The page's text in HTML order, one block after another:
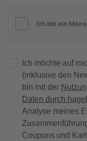
Ich möchte auf
(inklusive den
bin mit der
Daten durch
Analyse meines
Coupons und